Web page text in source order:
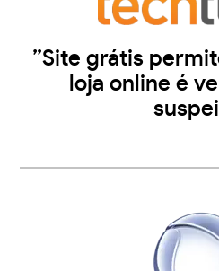
”Site grátis
loja online é